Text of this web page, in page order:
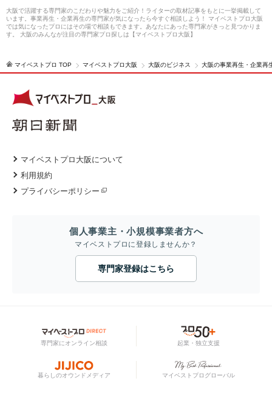
大阪で活躍する専門家のこだわりや魅力をご紹介！ライターの取材記事をもとに一挙掲載して
います。事業再生・企業再生の専門家が気になったら今すぐ相談しよう！ マイベストプロ大阪
では気になったプロにはその場で相談もできます。あなたにあった専門家がきっと見つかりま
す。 大阪のみんなが注目の専門家プロ探しは【マイベストプロ大阪】
マイベストプロ TOP マイベストプロ大阪 大阪のビジネス 大阪の事業再生・企業再
マイベストプロ大阪について
利用規約
プライバシーポリシー
個人事業主・小規模事業者方へ
マイベストプロに登録しませんか？
専門家登録はこちら
専門家にオンライン相談 起業・独立支援
暮らしのオウンドメディア マイベストプログローバル